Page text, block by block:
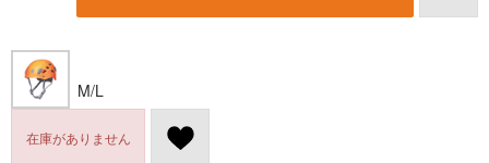
M/L
在庫がありません